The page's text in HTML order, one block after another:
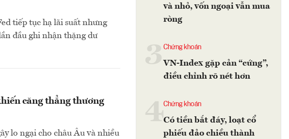
tiếp tục hạ lãi suất nhưng
đầu ghi nhận thặng dư
căng thẳng thương
lo ngại cho châu Âu và nhiều
và nhỏ, vốn ngoại vẫn mua
ròng
Chứng khoán
VN-Index gặp cản “cứng”,
điều chỉnh rõ nét hơn
4Chứng khoán
Có tiền bắt đáy, loạt cổ
phiếu đảo chiều thành